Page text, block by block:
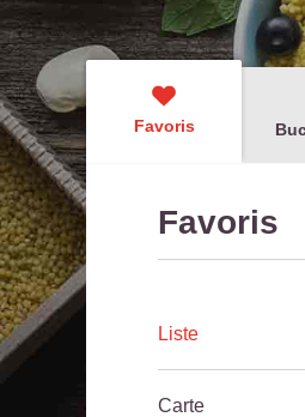
Favoris
Favoris
Liste
Carte